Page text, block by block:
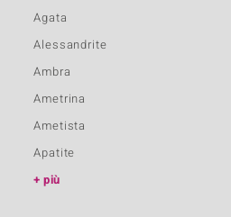
Agata
Alessandrite
Ambra
Ametrina
Ametista
Apatite
più